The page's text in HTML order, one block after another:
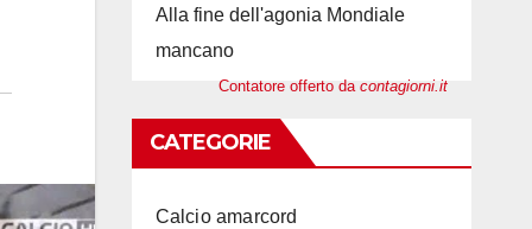
Alla fine dell'agonia Mondiale
mancano
Contatore offerto da contagiorni.it
CATEGORIE
Calcio amarcord